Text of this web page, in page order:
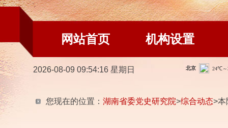
网站首页 机构设置
2026-08-09 09:54:17 星期日
您现在的位置： 湖南省委党史研究院>综合动态>本